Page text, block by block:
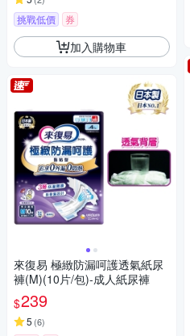
挑戰低價 券
加入購物車
來復易 極緻防漏呵護透氣紙尿
褲(M)(10片/包)-成人紙尿褲
$239
5 (6)